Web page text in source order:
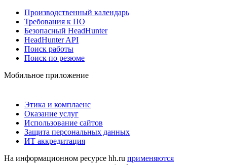
Производственный календарь
Требования к ПО
Безопасный HeadHunter
HeadHunter API
Поиск работы
Поиск по резюме
Мобильное приложение
Этика и комплаенс
Оказание услуг
Использование сайтов
Защита персональных данных
ИТ аккредитация
На информационном ресурсе hh.ru применяются